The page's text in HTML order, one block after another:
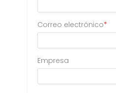
Correo electrónico*
Empresa